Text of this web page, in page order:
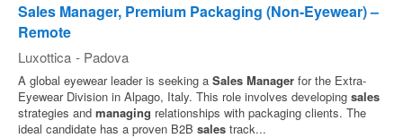
Sales Manager, Premium Packaging (Non-Eyewear) –
Remote
Luxottica - Padova
A global eyewear leader is seeking a Sales Manager for the Extra-
Eyewear Division in Alpago, Italy. This role involves developing sales
strategies and managing relationships with packaging clients. The
ideal candidate has a proven B2B sales track...